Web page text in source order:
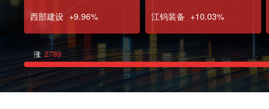
西部建设 +9.96% 江钨装备 +10.03%
涨 2789